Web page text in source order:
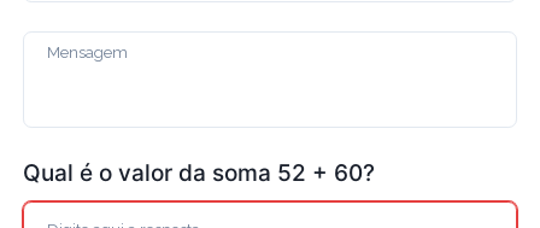
Qual é o valor da soma 52 + 60?